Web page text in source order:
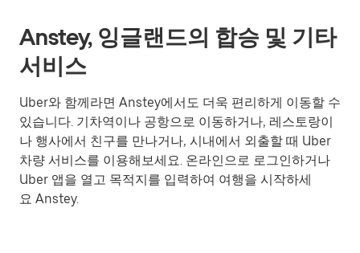
Anstey, 잉글랜드의 합승 및 기타
서비스
Uber와 함께라면 Anstey에서도 더욱 편리하게 이동할 수
있습니다. 기차역이나 공항으로 이동하거나, 레스토랑이
나 행사에서 친구를 만나거나, 시내에서 외출할 때 Uber
차량 서비스를 이용해보세요. 온라인으로 로그인하거나
Uber 앱을 열고 목적지를 입력하여 여행을 시작하세
요 Anstey.